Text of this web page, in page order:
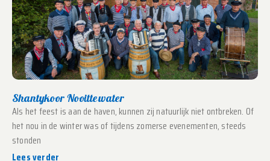
Shantykoor Nooittewater
Als het feest is aan de haven, kunnen zij natuurlijk niet ontbreken. Of
het nou in de winter was of tijdens zomerse evenementen, steeds
stonden
Lees verder